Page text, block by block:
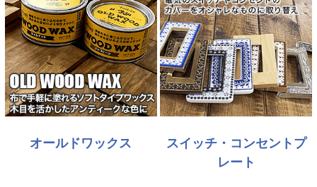
オールドワックス
スイッチ・コンセントプ
レート